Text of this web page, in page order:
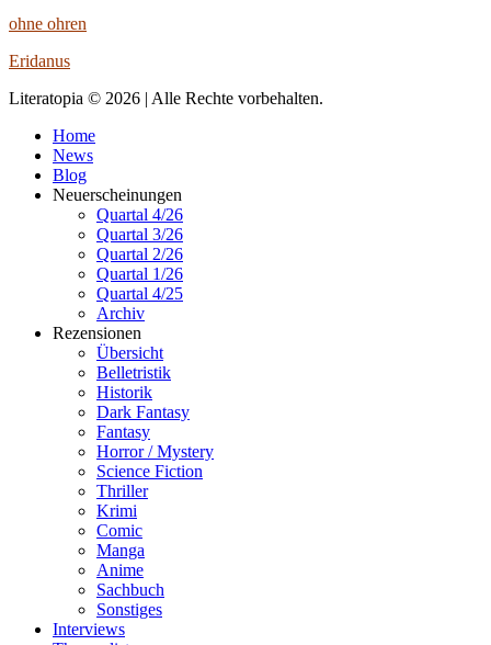
ohne ohren
Eridanus
Literatopia © 2026 | Alle Rechte vorbehalten.
Home
News
Blog
Neuerscheinungen
Quartal 4/26
Quartal 3/26
Quartal 2/26
Quartal 1/26
Quartal 4/25
Archiv
Rezensionen
Übersicht
Belletristik
Historik
Dark Fantasy
Fantasy
Horror / Mystery
Science Fiction
Thriller
Krimi
Comic
Manga
Anime
Sachbuch
Sonstiges
Interviews